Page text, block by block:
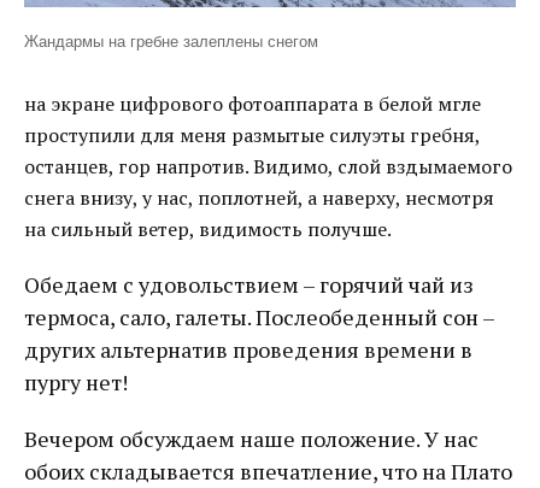
Жандармы на гребне залеплены снегом
на экране цифрового фотоаппарата в белой мгле
проступили для меня размытые силуэты гребня,
останцев, гор напротив. Видимо, слой вздымаемого
снега внизу, у нас, поплотней, а наверху, несмотря
на сильный ветер, видимость получше.
Обедаем с удовольствием – горячий чай из
термоса, сало, галеты. Послеобеденный сон –
других альтернатив проведения времени в
пургу нет!
Вечером обсуждаем наше положение. У нас
обоих складывается впечатление, что на Плато